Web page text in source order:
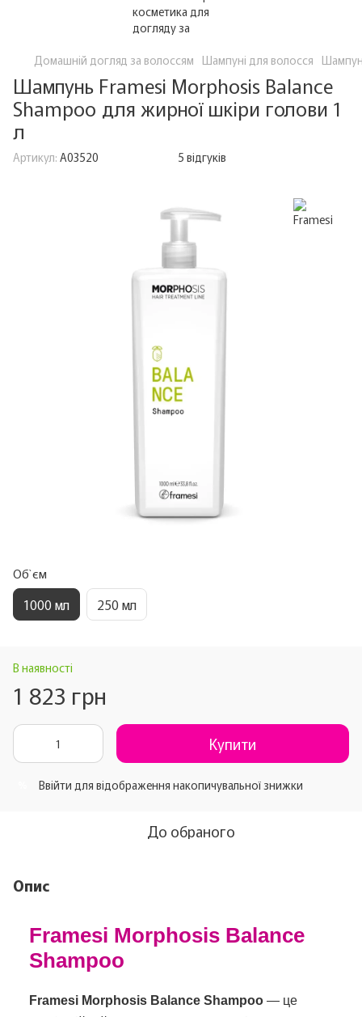
Домашній догляд за волоссям Шампуні для волосся
Шампунь Framesi Morphosis Balance
Shampoo для жирної шкіри голови 1
л
Артикул: A03520 5 відгуків
Об`єм
1000 мл 250 мл
В наявності
1 823 грн
Купити
Ввійти для відображення накопичувальної знижки
До обраного
Опис
Framesi Morphosis Balance
Shampoo
Framesi Morphosis Balance Shampoo — це